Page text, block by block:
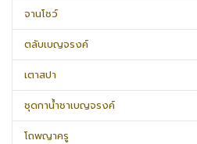
จานโชว์
ตลับเบญจรงค์
เตาสปา
ชุดกาน้ำชาเบญจรงค์
โถพญาครู